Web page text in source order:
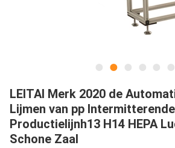
LEITAI Merk 2020 de
Lijmen van pp
Productielijnh13 H14 HEPA
Schone Zaal